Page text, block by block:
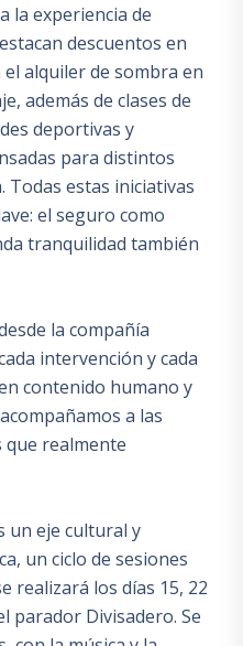
la experiencia de
descuentos en
alquiler de sombra en
además de clases de
deportivas y
para distintos
Todas estas iniciativas
el seguro como
tranquilidad también
la compañía
intervención y cada
contenido humano y
a las
realmente
un eje cultural y
un ciclo de sesiones
realizará los días 15, 22
parador Divisadero. Se